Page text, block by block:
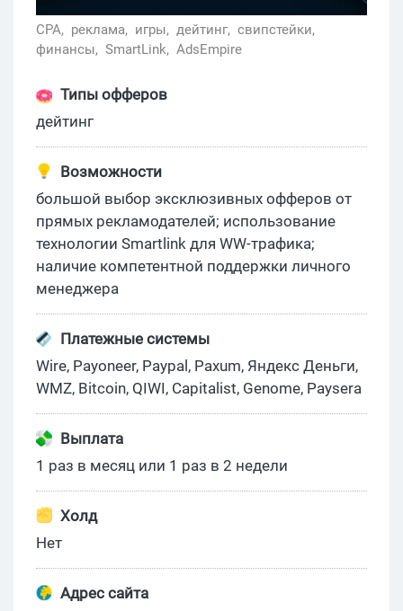
CPA, реклама, игры, дейтинг, свипcтейки,
финансы, SmartLink, AdsEmpire
Типы офферов
дейтинг
Возможности
большой выбор эксклюзивных офферов от
прямых рекламодателей; использование
технологии Smartlink для WW-трафика;
наличие компетентной поддержки личного
менеджера
Платежные системы
Wire, Payoneer, Paypal, Paxum, Яндекс Деньги,
WMZ, Bitcoin, QIWI, Capitalist, Genome, Paysera
Выплата
1 раз в месяц или 1 раз в 2 недели
Холд
Нет
Адрес сайта